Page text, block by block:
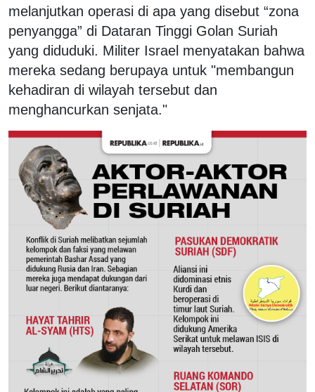
melanjutkan operasi di apa yang disebut “zona
penyangga” di Dataran Tinggi Golan Suriah
yang diduduki. Militer Israel menyatakan bahwa
mereka sedang berupaya untuk "membangun
kehadiran di wilayah tersebut dan
menghancurkan senjata."